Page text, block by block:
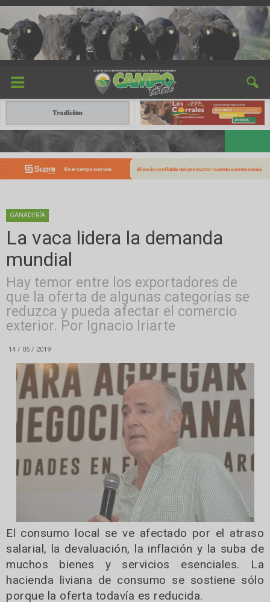
GANADERÍA
La vaca lidera la demanda
mundial
Hay temor entre los exportadores de
que la oferta de algunas categorías se
reduzca y pueda afectar el comercio
exterior. Por Ignacio Iriarte
14 / 05 / 2019
El consumo local se ve afectado por el atraso
salarial, la devaluación, la inflación y la suba de
muchos bienes y servicios esenciales. La
hacienda liviana de consumo se sostiene sólo
porque la oferta todavía es reducida.